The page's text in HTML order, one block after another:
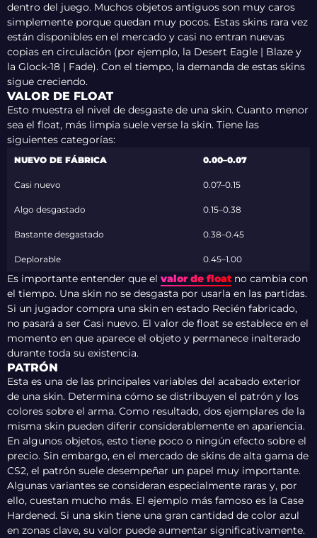
dentro del juego. Muchos objetos antiguos son muy caros
simplemente porque quedan muy pocos. Estas skins rara vez
están disponibles en el mercado y casi no entran nuevas
copias en circulación (por ejemplo, la Desert Eagle | Blaze y
la Glock-18 | Fade). Con el tiempo, la demanda de estas skins
sigue creciendo.
VALOR DE FLOAT
Esto muestra el nivel de desgaste de una skin. Cuanto menor
sea el float, más limpia suele verse la skin. Tiene las
siguientes categorías:
NUEVO DE FÁBRICA 0.00–0.07
Casi nuevo 0.07–0.15
Algo desgastado 0.15–0.38
Bastante desgastado 0.38–0.45
Deplorable 0.45–1.00
Es importante entender que el valor de float no cambia con
el tiempo. Una skin no se desgasta por usarla en las partidas.
Si un jugador compra una skin en estado Recién fabricado,
no pasará a ser Casi nuevo. El valor de float se establece en el
momento en que aparece el objeto y permanece inalterado
durante toda su existencia.
PATRÓN
Esta es una de las principales variables del acabado exterior
de una skin. Determina cómo se distribuyen el patrón y los
colores sobre el arma. Como resultado, dos ejemplares de la
misma skin pueden diferir considerablemente en apariencia.
En algunos objetos, esto tiene poco o ningún efecto sobre el
precio. Sin embargo, en el mercado de skins de alta gama de
CS2, el patrón suele desempeñar un papel muy importante.
Algunas variantes se consideran especialmente raras y, por
ello, cuestan mucho más. El ejemplo más famoso es la Case
Hardened. Si una skin tiene una gran cantidad de color azul
en zonas clave, su valor puede aumentar significativamente.